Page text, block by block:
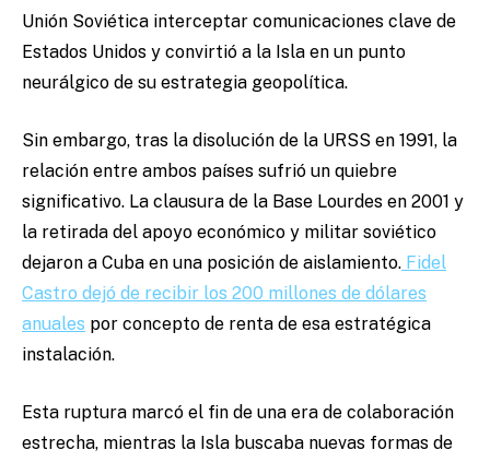
Unión Soviética interceptar comunicaciones clave de
Estados Unidos y convirtió a la Isla en un punto
neurálgico de su estrategia geopolítica.
Sin embargo, tras la disolución de la URSS en 1991, la
relación entre ambos países sufrió un quiebre
significativo. La clausura de la Base Lourdes en 2001 y
la retirada del apoyo económico y militar soviético
dejaron a Cuba en una posición de aislamiento. Fidel
Castro dejó de recibir los 200 millones de dólares
anuales por concepto de renta de esa estratégica
instalación.
Esta ruptura marcó el fin de una era de colaboración
estrecha, mientras la Isla buscaba nuevas formas de